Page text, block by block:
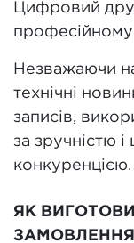
Цифровий
професійному
Незважаючи
технічні
записів,
за зручністю
конкуренцією.
ЯК
ЗАМОВЛЕННЯ